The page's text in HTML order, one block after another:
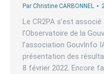
Par Christine CARBONNEL
Le CR2PA s’est
l’Observatoire de la
l’association GouvInfo
présentation des
8 février 2022. Encore